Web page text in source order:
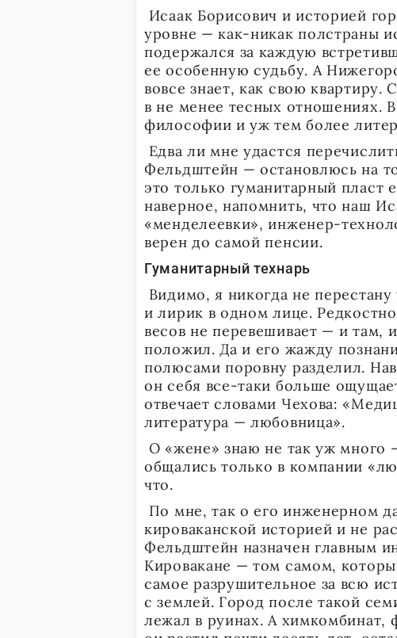
Исаак Борисович и историей
уровне — как-никак полстраны
подержался за каждую
ее особенную судьбу. А
вовсе знает, как свою
в не менее тесных отношениях.
философии и уж тем более
Едва ли мне удастся
Фельдштейн — остановлюсь на
это только гуманитарный пласт
наверное, напомнить, что наш
«менделеевки», инженер-
верен до самой пенсии.
Гуманитарный технарь
Видимо, я никогда не
и лирик в одном лице.
весов не перевешивает — и там,
положил. Да и его жажду
полюсами поровну разделил.
он себя все-таки больше
отвечает словами Чехова:
литература — любовница».
О «жене» знаю не так уж много
общались только в компании
что.
По мне, так о его инженерном
кироваканской историей и не
Фельдштейн назначен главным
Кировакане — том самом,
самое разрушительное за всю
с землей. Город после такой
лежал в руинах. А химкомбинат,